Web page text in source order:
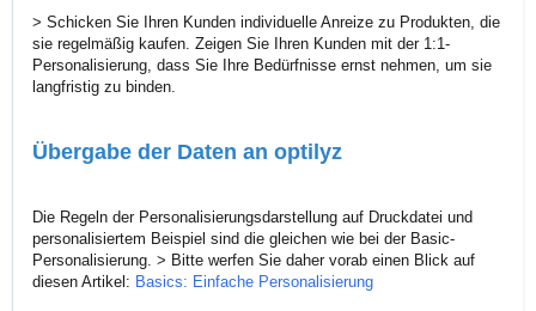
> Schicken Sie Ihren Kunden individuelle Anreize zu Produkten, die
sie regelmäßig kaufen. Zeigen Sie Ihren Kunden mit der 1:1-
Personalisierung, dass Sie Ihre Bedürfnisse ernst nehmen, um sie
langfristig zu binden.
Übergabe der Daten an optilyz
Die Regeln der Personalisierungsdarstellung auf Druckdatei und
personalisiertem Beispiel sind die gleichen wie bei der Basic-
Personalisierung. > Bitte werfen Sie daher vorab einen Blick auf
diesen Artikel: Basics: Einfache Personalisierung